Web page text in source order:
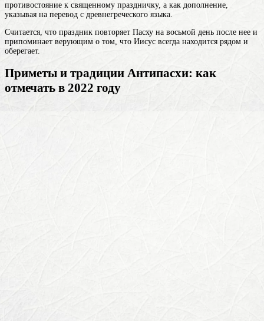
противостояние к священному праздничку, а как дополнение,
указывая на перевод с древнегреческого языка.
Считается, что праздник повторяет Пасху на восьмой день после нее и
припоминает верующим о том, что Иисус всегда находится рядом и
оберегает.
Приметы и традиции Антипасхи: как
отмечать в 2022 году